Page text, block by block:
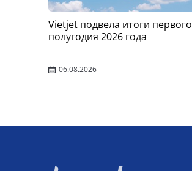
Vietjet подвела итоги первого
полугодия 2026 года
06.08.2026